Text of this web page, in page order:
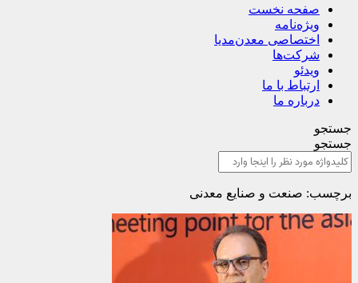
صفحه نخست
ویژه‌نامه
اختصاصی معدن‌مدیا
شرکت‌ها
ویدئو
ارتباط با ما
درباره ما
جستجو
جستجو
برچسب: صنعت و صنایع معدنی